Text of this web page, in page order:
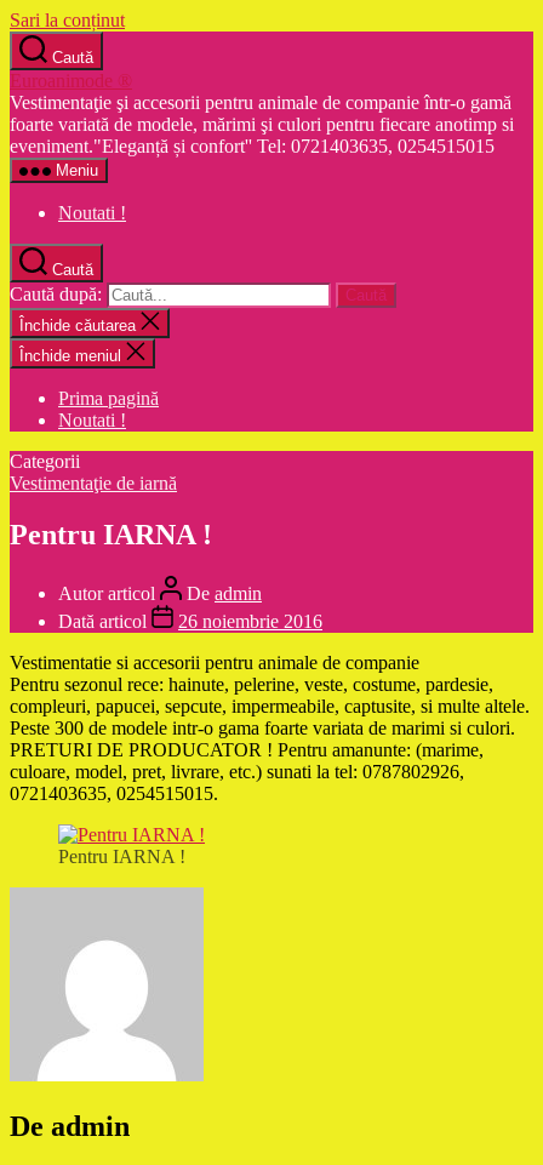
Sari la conținut
Caută
Euroanimode ®
Vestimentaţie şi accesorii pentru animale de companie într-o gamă
foarte variată de modele, mărimi şi culori pentru fiecare anotimp si
eveniment."Eleganță și confort'' Tel: 0721403635, 0254515015
Meniu
Noutati !
Caută
Caută după:
Închide căutarea
Închide meniul
Prima pagină
Noutati !
Categorii
Vestimentaţie de iarnă
Pentru IARNA !
Autor articol De admin
Dată articol
26 noiembrie 2016
Vestimentatie si accesorii pentru animale de companie
Pentru sezonul rece: hainute, pelerine, veste, costume, pardesie,
compleuri, papucei, sepcute, impermeabile, captusite, si multe altele.
Peste 300 de modele intr-o gama foarte variata de marimi si culori.
PRETURI DE PRODUCATOR ! Pentru amanunte: (marime,
culoare, model, pret, livrare, etc.) sunati la tel: 0787802926,
0721403635, 0254515015.
Pentru IARNA !
De admin